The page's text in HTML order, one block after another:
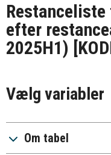
efter
2025H1)
Vælg variabler
Om tabel